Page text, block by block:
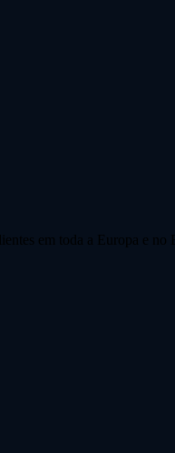
em toda a Europa e no